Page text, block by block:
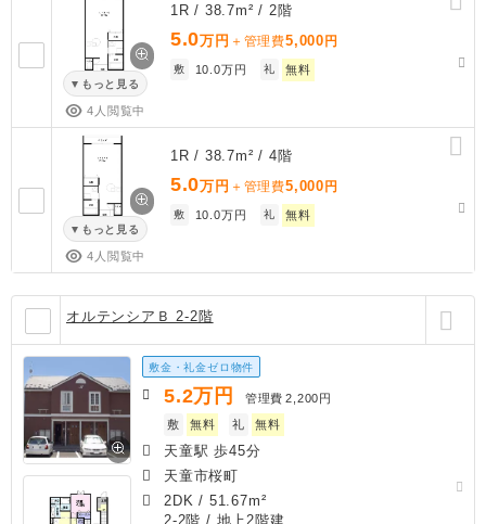
もっと見る
4人閲覧中
1R / 38.7m² / 2階
5.0万円 ＋管理費5,000 円
敷 10.0万円 礼 無料
もっと見る
4人閲覧中
1R / 38.7m² / 4階
5.0万円 ＋管理費5,000 円
敷 10.0万円 礼 無料
オルテンシアＢ 2-2階
敷金・礼金ゼロ物件
5.2万円 管理費 2,200円
敷
無料 礼 無料
天童駅 歩45分
天童市桜町
2DK / 51.67m²
2-2階 / 地上2階建